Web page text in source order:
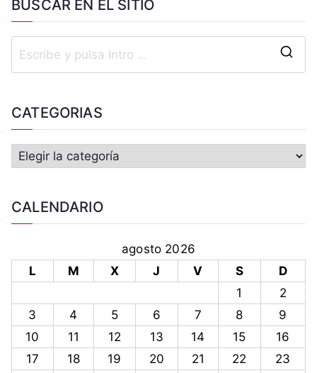
BUSCAR EN EL SITIO
CATEGORIAS
CALENDARIO
agosto 2026
L
M X J V S
D
1
2
3
4 5 6 7 8
9
10
11 12 13 14 15
16
17
18 19 20 21 22
23